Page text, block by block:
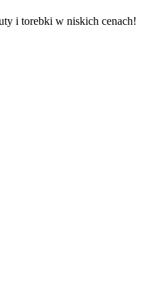
i torebki w niskich cenach!